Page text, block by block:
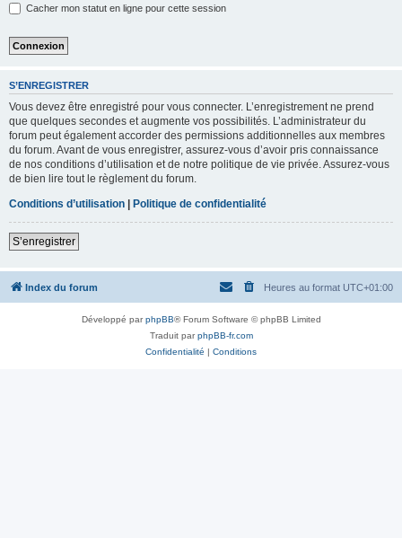
Cacher mon statut en ligne pour cette session
S’ENREGISTRER
Vous devez être enregistré pour vous connecter. L’enregistrement ne prend
que quelques secondes et augmente vos possibilités. L’administrateur du
forum peut également accorder des permissions additionnelles aux membres
du forum. Avant de vous enregistrer, assurez-vous d’avoir pris connaissance
de nos conditions d’utilisation et de notre politique de vie privée. Assurez-vous
de bien lire tout le règlement du forum.
Conditions d’utilisation | Politique de confidentialité
S’enregistrer
Index du forum Heures au format UTC+01:00
Développé parphpBB® Forum Software © phpBB Limited
Traduit parphpBB-fr.com
Confidentialité | Conditions